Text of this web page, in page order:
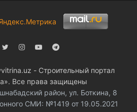
- Строительный портал
Все права защищены
район, ул. Боткина, 8
СМИ: №1419 от 19.05.2021